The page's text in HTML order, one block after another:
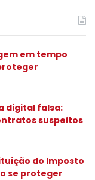
s
a
o
r
em tempo
digital falsa:
suspeitos
do Imposto
se proteger